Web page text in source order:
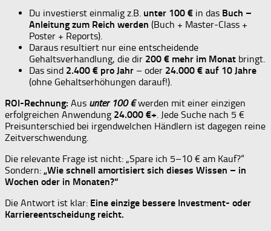
Du investierst einmalig z.B. unter 100 € in das Buch –
Anleitung zum Reich werden (Buch + Master-Class +
Poster + Reports).
Daraus resultiert nur eine entscheidende
Gehaltsverhandlung, die dir 200 € mehr im Monat bringt.
Das sind 2.400 € pro Jahr – oder 24.000 € auf 10 Jahre
(ohne Gehaltserhöhungen darauf!).
ROI-Rechnung: Aus unter 100 €werden mit einer einzigen
erfolgreichen Anwendung 24.000 €+. Jede Suche nach 5 €
Preisunterschied bei irgendwelchen Händlern ist dagegen reine
Zeitverschwendung.
Die relevante Frage ist nicht: „Spare ich 5–10 € am Kauf?“
Sondern: „Wie schnell amortisiert sich dieses Wissen – in
Wochen oder in Monaten?“
Die Antwort ist klar: Eine einzige bessere Investment- oder
Karriereentscheidung reicht.